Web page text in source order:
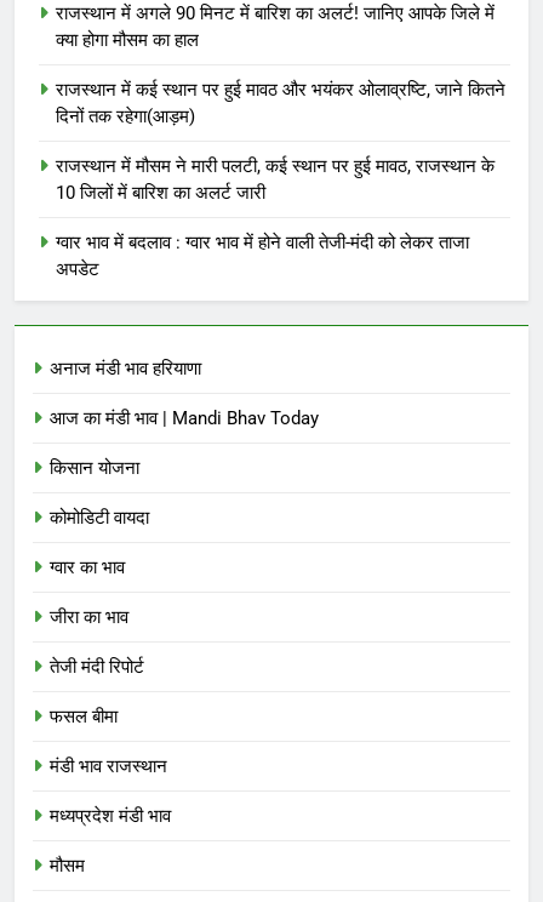
राजस्थान में अगले 90 मिनट में बारिश का अलर्ट! जानिए आपके जिले में
क्या होगा मौसम का हाल
राजस्थान में कई स्थान पर हुई मावठ और भयंकर ओलाव्रष्टि, जाने कितने
दिनों तक रहेगा(आड़म)
राजस्थान में मौसम ने मारी पलटी, कई स्थान पर हुई मावठ, राजस्थान के
10 जिलों में बारिश का अलर्ट जारी
ग्वार भाव में बदलाव : ग्वार भाव में होने वाली तेजी-मंदी को लेकर ताजा
अपडेट
अनाज मंडी भाव हरियाणा
आज का मंडी भाव | Mandi Bhav Today
किसान योजना
कोमोडिटी वायदा
ग्वार का भाव
जीरा का भाव
तेजी मंदी रिपोर्ट
फसल बीमा
मंडी भाव राजस्थान
मध्यप्रदेश मंडी भाव
मौसम